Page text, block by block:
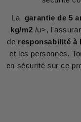
La garantie de 5
kg/m2 /u>,
de responsabilité à
et les personnes.
en sécurité sur ce